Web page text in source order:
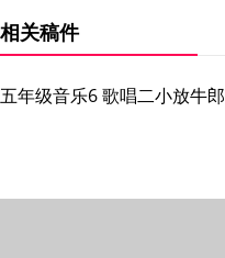
相关稿件
五年级音乐6 歌唱二小放牛郎